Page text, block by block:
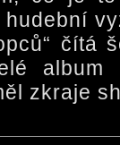
čítá
zkraje